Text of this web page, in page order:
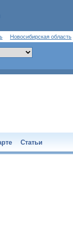
Новосибирская область
Статьи